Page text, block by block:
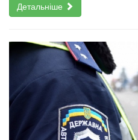
Детальніше